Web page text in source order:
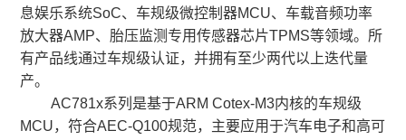
息娱乐系统SoC、车规级微控制器MCU、车载音频功率
放大器AMP、胎压监测专用传感器芯片TPMS等领域。所
有产品线通过车规级认证，并拥有至少两代以上迭代量
产。
AC781x系列是基于ARM Cotex-M3内核的车规级
MCU，符合AEC-Q100规范，主要应用于汽车电子和高可